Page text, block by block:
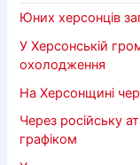
Юних херсонців
У Херсонській
охолодження
На Херсонщині
Через російську
графіком